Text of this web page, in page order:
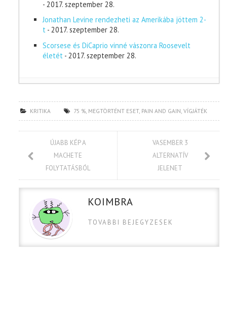
- 2017. szeptember 28.
Jonathan Levine rendezheti az Amerikába jöttem 2-
t - 2017. szeptember 28.
Scorsese és DiCaprio vinné vászonra Roosevelt
életét - 2017. szeptember 28.
KRITIKA 75 %, MEGTÖRTÉNT ESET, PAIN AND GAIN,VÍGJÁTÉK
ÚJABB KÉP A
MACHETE
FOLYTATÁSBÓL
VASEMBER 3
ALTERNATÍV
JELENET
KOIMBRA
TOVABBI BEJEGYZESEK